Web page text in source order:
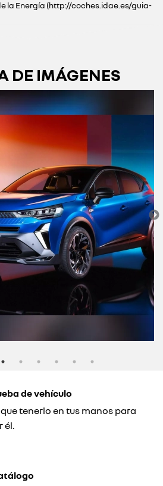
la Energía (http://coches.idae.es/guia-
DE IMÁGENES
de vehículo
tenerlo en tus manos para
él.